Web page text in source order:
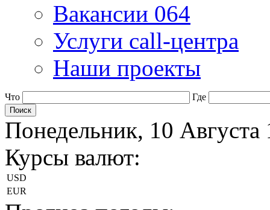
Вакансии 064
Услуги call-центра
Наши проекты
Что Где
Понедельник, 10 Августа
Курсы валют:
USD
EUR